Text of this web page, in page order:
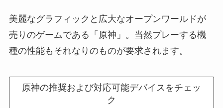
美麗なグラフィックと広大なオープンワールドが
売りのゲームである「原神」。当然プレーする機
種の性能もそれなりのものが要求されます。
原神の推奨および対応可能デバイスをチェッ
ク